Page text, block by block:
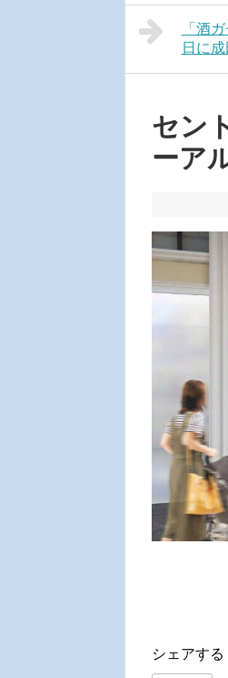
「酒
日に
セン
ーア
シェアする